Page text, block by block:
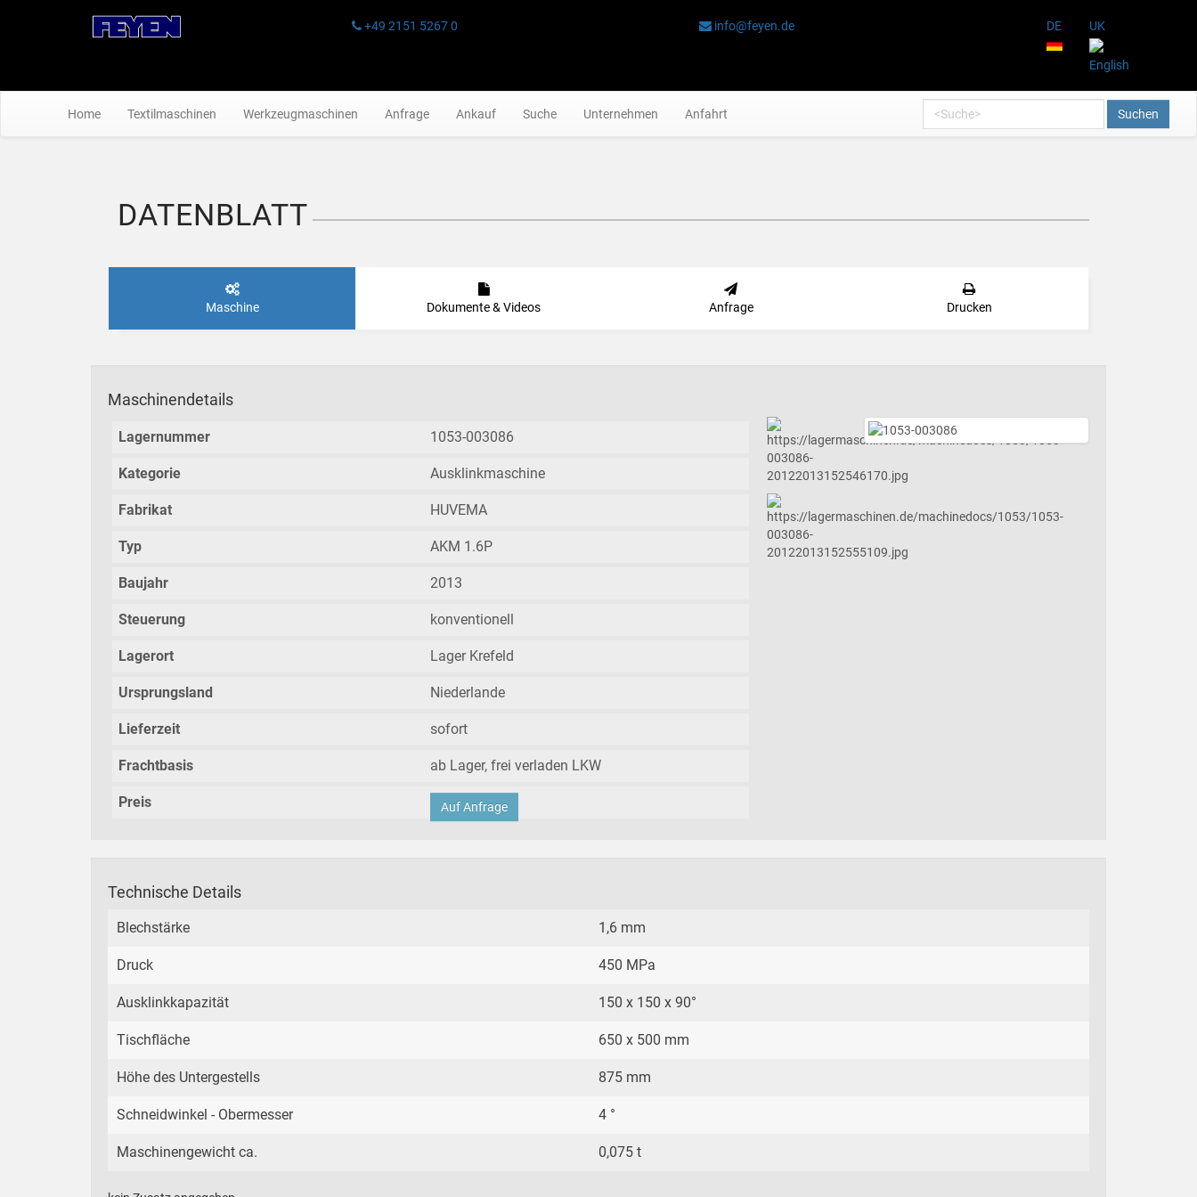
+49 2151 5267 0 info@feyen.de DE UK
Home Textilmaschinen Werkzeugmaschinen Anfrage Ankauf Suche Unternehmen Anfahrt Suchen
DATENBLATT
Maschine Dokumente & Videos Anfrage Drucken
Maschinendetails
Lagernummer 1053-003086
Kategorie Ausklinkmaschine
Fabrikat HUVEMA
Typ AKM 1.6P
Baujahr 2013
Steuerung konventionell
Lagerort Lager Krefeld
Ursprungsland Niederlande
Lieferzeit sofort
Frachtbasis ab Lager, frei verladen LKW
Preis Auf Anfrage
Technische Details
Blechstärke 1,6 mm
Druck 450 MPa
Ausklinkkapazität 150 x 150 x 90°
Tischfläche 650 x 500 mm
Höhe des Untergestells 875 mm
Schneidwinkel - Obermesser 4 °
Maschinengewicht ca. 0,075 t